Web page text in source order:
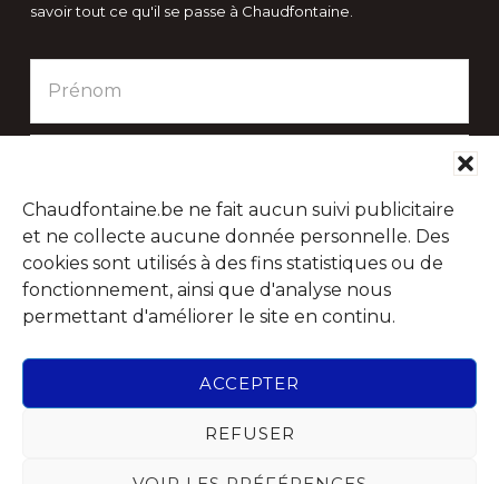
Chaudfontaine.be ne fait aucun suivi publicitaire
et ne collecte aucune donnée personnelle. Des
cookies sont utilisés à des fins statistiques ou de
fonctionnement, ainsi que d'analyse nous
permettant d'améliorer le site en continu.
ACCEPTER
REFUSER
savoir tout ce qu'il se passe à Chaudfontaine.
Suivez-nous sur les réseaux sociaux